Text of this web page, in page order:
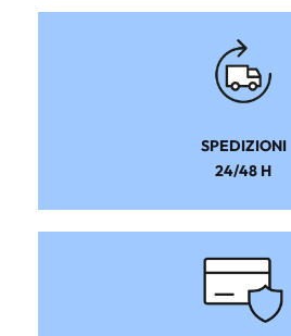
SPEDIZIONI
24/48 H